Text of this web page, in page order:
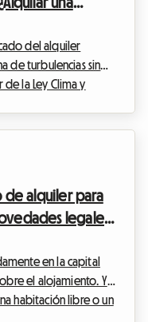
para los
del alquiler
de turbulencias sin
la Ley Clima y
temiendo los ...
de alquiler para
legales
escolar 2026
en la capital
el alojamiento. Ya
habitación libre o un